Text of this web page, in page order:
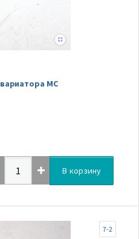
MC
В корзину
7-2